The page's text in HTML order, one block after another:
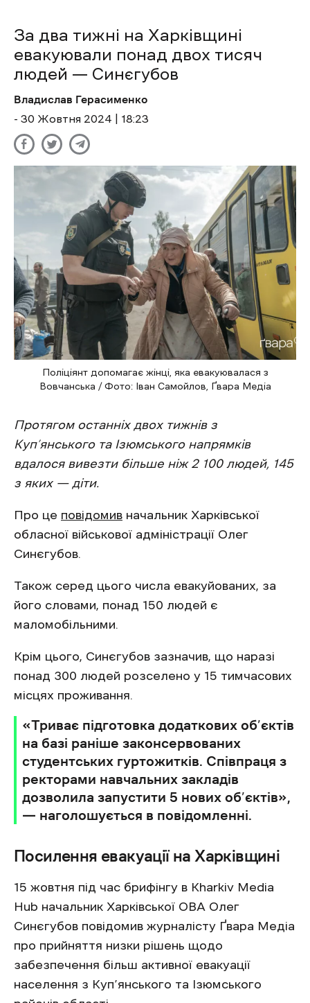
За два тижні на Харківщині
евакуювали понад двох тисяч
людей — Синєгубов
Владислав Герасименко
- 30 Жовтня 2024 | 18:23
Поліціянт допомагає жінці, яка евакуювалася з
Вовчанська / Фото: Іван Самойлов, Ґвара Медіа
Протягом останніх двох тижнів з
Куп’янського та Ізюмського напрямків
вдалося вивезти більше ніж 2 100 людей, 145
з яких — діти.
Про це повідомив начальник Харківської
обласної військової адміністрації Олег
Синєгубов.
Також серед цього числа евакуйованих, за
його словами, понад 150 людей є
маломобільними.
Крім цього, Синєгубов зазначив, що наразі
понад 300 людей розселено у 15 тимчасових
місцях проживання.
«Триває підготовка додаткових об’єктів
на базі раніше законсервованих
студентських гуртожитків. Співпраця з
ректорами навчальних закладів
дозволила запустити 5 нових об’єктів»,
— наголошується в повідомленні.
Посилення евакуації на Харківщині
15 жовтня під час брифінгу в Kharkiv Media
Hub начальник Харківської ОВА Олег
Синєгубов повідомив журналісту Ґвара Медіа
про прийняття низки рішень щодо
забезпечення більш активної евакуації
населення з Куп’янського та Ізюмського